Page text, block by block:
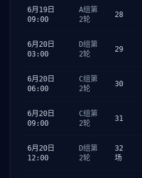
6月19日
09:00
A组第
2轮
28
6月20日
03:00
D组第
2轮
29
6月20日
06:00
C组第
2轮
30
6月20日
09:00
C组第
2轮
31
6月20日
12:00
D组第
2轮
32
场